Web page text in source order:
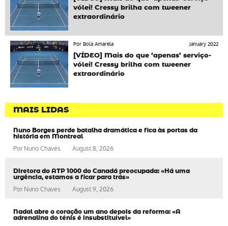
vólei! Cressy brilha com tweener
extraordinário
Por Bola Amarela
January 2022
[VÍDEO] Mais do que ‘apenas’ serviço-
vólei! Cressy brilha com tweener
extraordinário
MAIS LIDAS
Nuno Borges perde batalha dramática e fica às portas da
história em Montreal
PorNuno Chaves August 8, 2026
Diretora do ATP 1000 do Canadá preocupada: «Há uma
urgência, estamos a ficar para trás»
Por Nuno Chaves August 9, 2026
Nadal abre o coração um ano depois da reforma: «A
adrenalina do ténis é insubstituível»